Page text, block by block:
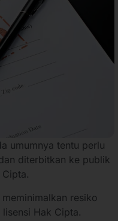
umumnya tentu perlu
diterbitkan ke publik
resiko
Hak Cipta.